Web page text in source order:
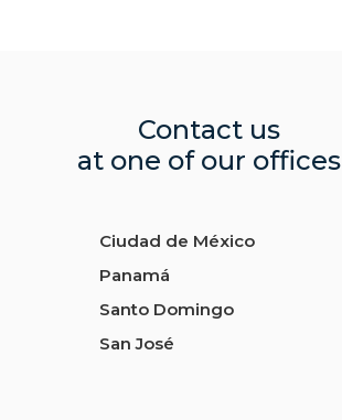
Contact us
at one of our offices
Ciudad de México
Panamá
Santo Domingo
San José